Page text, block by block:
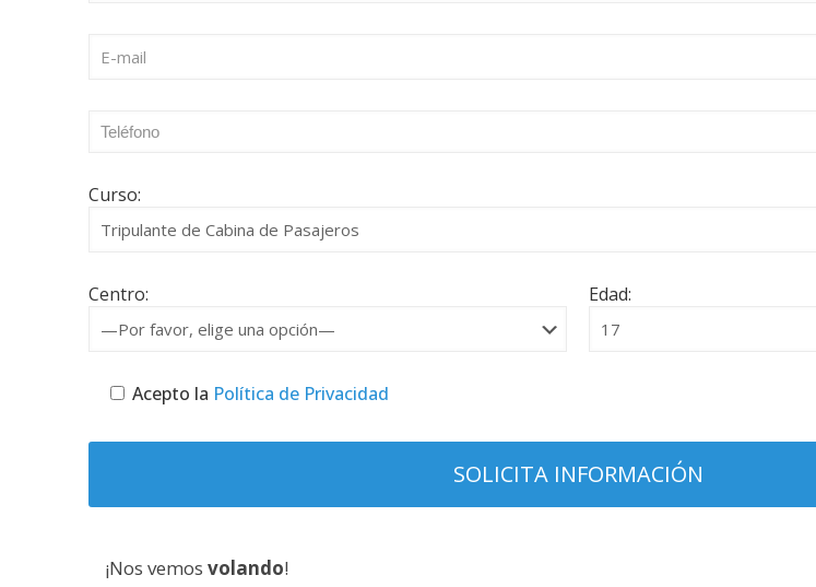
Curso:
Centro: Edad:
Acepto la Política de Privacidad
¡Nos vemosvolando!